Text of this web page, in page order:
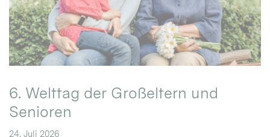
6. Welttag der Großeltern und
Senioren
24. Juli 2026